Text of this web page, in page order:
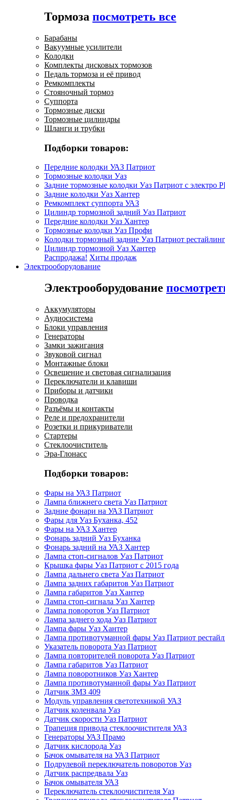
Тормоза посмотреть все
Барабаны
Вакуумные усилители
Колодки
Комплекты дисковых тормозов
Педаль тормоза и её привод
Ремкомплекты
Стояночный тормоз
Суппорта
Тормозные диски
Тормозные цилиндры
Шланги и трубки
Подборки товаров:
Передние колодки УАЗ Патриот
Тормозные колодки Уаз
Задние тормозные колодки Уаз Патриот с электро
Задние колодки Уаз Хантер
Ремкомплект суппорта УАЗ
Цилиндр тормозной задний Уаз Патриот
Передние колодки Уаз Хантер
Тормозные колодки Уаз Профи
Колодки тормозный задние Уаз Патриот
Цилиндр тормозной Уаз Хантер
Распродажа! Хиты продаж
Электрооборудование
Электрооборудование
Аккумуляторы
Аудиосистема
Блоки управления
Генераторы
Замки зажигания
Звуковой сигнал
Монтажные блоки
Освещение и световая сигнализация
Переключатели и клавиши
Приборы и датчики
Проводка
Разъёмы и контакты
Реле и предохранители
Розетки и прикуриватели
Стартеры
Стеклоочиститель
Эра-Глонасс
Подборки товаров:
Фары на УАЗ Патриот
Лампа ближнего света Уаз Патриот
Задние фонари на УАЗ Патриот
Фары для Уаз Буханка, 452
Фары на УАЗ Хантер
Фонарь задний Уаз Буханка
Фонарь задний на УАЗ Хантер
Лампа стоп-сигналов Уаз Патриот
Крышка фары Уаз Патриот с 2015 года
Лампа дальнего света Уаз Патриот
Лампа задних габаритов Уаз Патриот
Лампа габаритов Уаз Хантер
Лампа стоп-сигнала Уаз Хантер
Лампа поворотов Уаз Патриот
Лампа заднего хода Уаз Патриот
Лампа фары Уаз Хантер
Лампа противотуманной фары Уаз Патриот
Указатель поворота Уаз Патриот
Лампа повторителей поворота Уаз Патриот
Лампа габаритов Уаз Патриот
Лампа поворотников Уаз Хантер
Лампа противотуманной фары Уаз Патриот
Датчик ЗМЗ 409
Модуль управления светотехникой УАЗ
Датчик коленвала Уаз
Датчик скорости Уаз Патриот
Трапеция привода стеклоочистителя УАЗ
Генераторы УАЗ Прамо
Датчик кислорода Уаз
Бачок омывателя на УАЗ Патриот
Подрулевой переключатель поворотов Уаз
Датчик распредвала Уаз
Бачок омывателя УАЗ
Переключатель стеклоочистителя Уаз